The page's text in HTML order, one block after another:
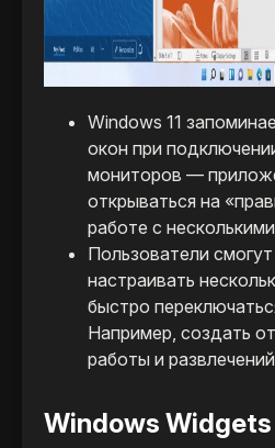
Windows 11
окон при
мониторов —
открываться на
работе с
Пользователи
настраивать
быстро
Например, создать
работы и
Windows Widgets